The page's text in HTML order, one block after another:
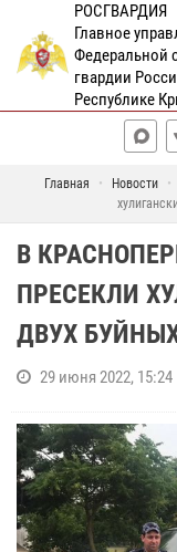
РОСГВАРДИЯ
Главное
Федеральной
гвардии
Республике
Главная Новости
В
ПРЕСЕКЛИ
ДВУХ
29 июня 2022, 15:24